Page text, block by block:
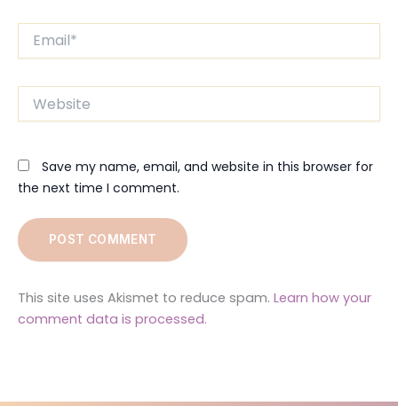
Website
Save my name, email, and website in this browser for
the next time I comment.
This site uses Akismet to reduce spam. Learn how your
comment data is processed.